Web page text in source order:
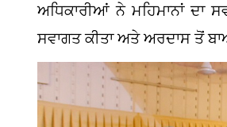
ਅਧਿਕਾਰੀਆਂ ਨੇ ਮਹਿਮਾਨਾਂ ਦਾ
ਸਵਾਗਤ ਕੀਤਾ ਅਤੇ ਅਰਦਾਸ ਤੋਂ